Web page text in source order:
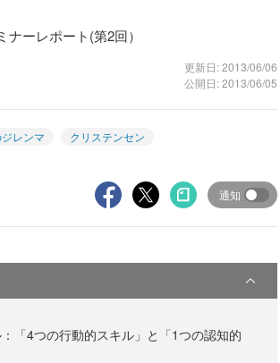
ーレポート(第2回）
更新日: 2013/06/06
公開日: 2013/06/05
レンマ
クリステンセン
通知
「4つの行動的スキル」と「1つの認知的